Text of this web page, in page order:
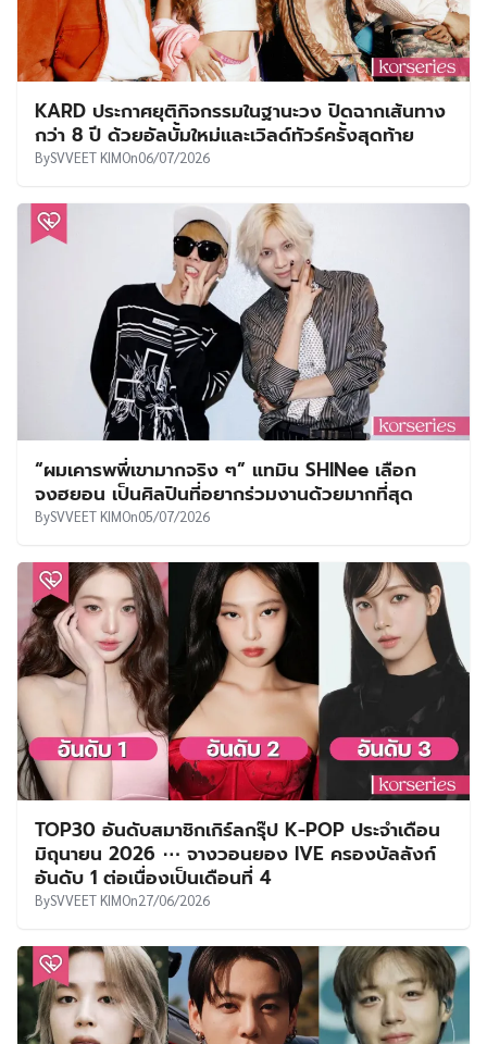
KARD ประกาศยุติกิจกรรมในฐานะวง ปิดฉากเส้นทาง
กว่า 8 ปี ด้วยอัลบั้มใหม่และเวิลด์ทัวร์ครั้งสุดท้าย
BySVVEET KIMOn06/07/2026
“ผมเคารพพี่เขามากจริง ๆ” แทมิน SHINee เลือก
จงฮยอน เป็นศิลปินที่อยากร่วมงานด้วยมากที่สุด
BySVVEET KIMOn05/07/2026
TOP30 อันดับสมาชิกเกิร์ลกรุ๊ป K-POP ประจำเดือน
มิถุนายน 2026 ⋯ จางวอนยอง IVE ครองบัลลังก์
อันดับ 1 ต่อเนื่องเป็นเดือนที่ 4
BySVVEET KIMOn27/06/2026